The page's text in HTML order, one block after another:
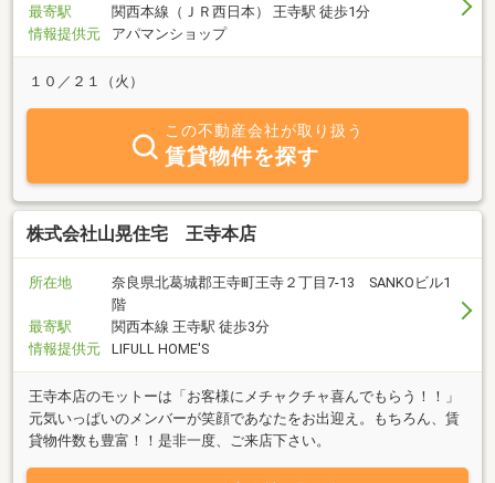
最寄駅
関西本線（ＪＲ西日本） 王寺駅 徒歩1分
情報提供元
アパマンショップ
１０／２１（火）
この不動産会社が取り扱う
賃貸物件を探す
株式会社山晃住宅 王寺本店
所在地
奈良県北葛城郡王寺町王寺２丁目7-13 SANKOビル1
階
最寄駅
関西本線 王寺駅 徒歩3分
情報提供元
LIFULL HOME'S
王寺本店のモットーは「お客様にメチャクチャ喜んでもらう！！」
元気いっぱいのメンバーが笑顔であなたをお出迎え。もちろん、賃
貸物件数も豊富！！是非一度、ご来店下さい。